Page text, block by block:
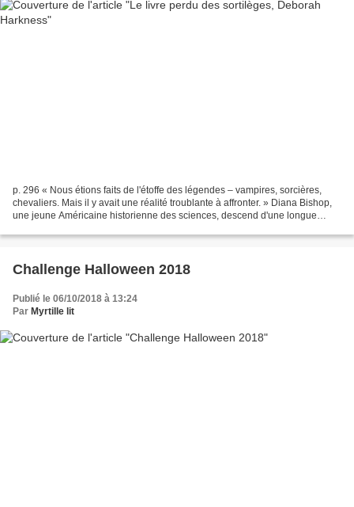
p. 296 « Nous étions faits de l'étoffe des légendes – vampires, sorcières,
chevaliers. Mais il y avait une réalité troublante à affronter. » Diana Bishop,
une jeune Américaine historienne des sciences, descend d'une longue
Challenge Halloween 2018
Publié le 06/10/2018 à 13:24
Par Myrtille lit